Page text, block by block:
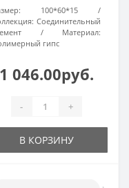
100*60*15
Соединительный
Материал:
гипс
1 046.00руб.
- +
В КОРЗИНУ